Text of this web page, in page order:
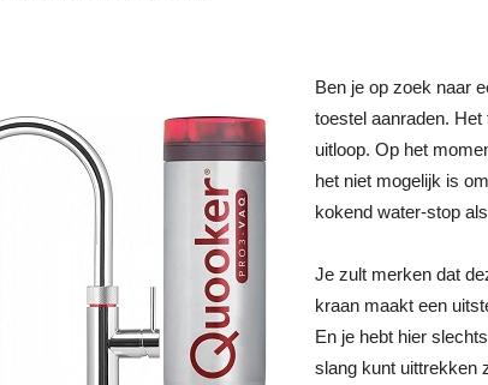
Ben je op zoek naar
toestel aanraden.
uitloop. Op het
het niet mogelijk is
kokend water-stop
Je zult merken dat
kraan maakt een
En je hebt hier
slang kunt uittrekken